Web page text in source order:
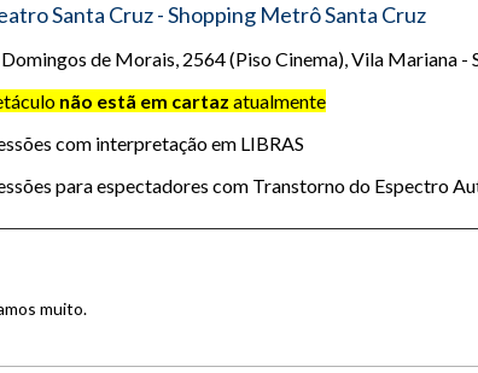
Santa Cruz - Shopping Metrô Santa Cruz
Domingos de Morais, 2564 (Piso Cinema), Vila Mariana -
não estã em cartaz atualmente
com interpretação em LIBRAS
para espectadores com Transtorno do Espectro
muito.